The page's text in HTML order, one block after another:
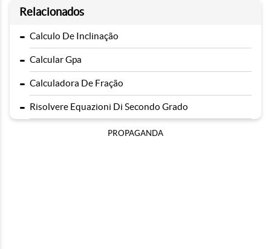
Relacionados
- Calculo De Inclinação
- Calcular Gpa
- Calculadora De Fração
- Risolvere Equazioni Di Secondo Grado
PROPAGANDA